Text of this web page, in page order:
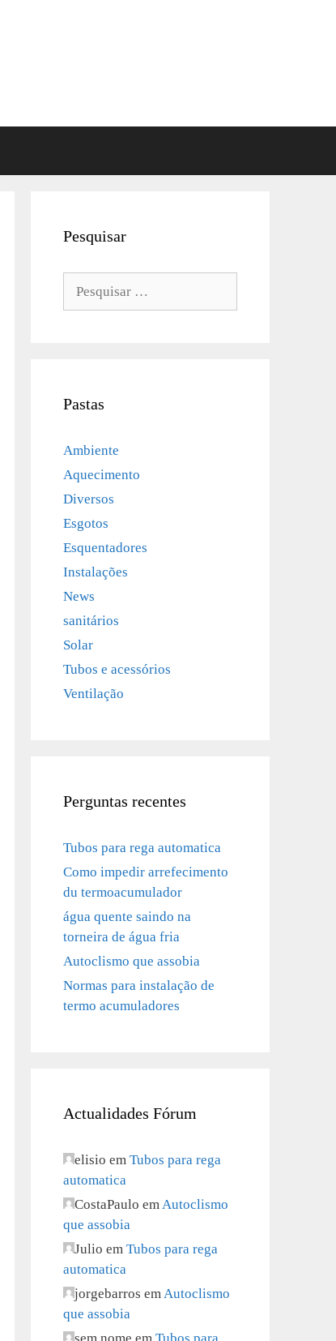
Pesquisar
Pastas
Ambiente
Aquecimento
Diversos
Esgotos
Esquentadores
Instalações
News
sanitários
Solar
Tubos e acessórios
Ventilação
Perguntas recentes
Tubos para rega automatica
Como impedir arrefecimento
du termoacumulador
água quente saindo na
torneira de água fria
Autoclismo que assobia
Normas para instalação de
termo acumuladores
Actualidades Fórum
elisio em Tubos para rega
automatica
CostaPaulo emAutoclismo
que assobia
Julio em Tubos para rega
automatica
jorgebarros emAutoclismo
que assobia